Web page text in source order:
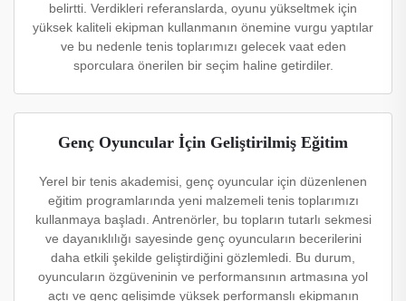
belirtti. Verdikleri referanslarda, oyunu yükseltmek için
yüksek kaliteli ekipman kullanmanın önemine vurgu yaptılar
ve bu nedenle tenis toplarımızı gelecek vaat eden
sporculara önerilen bir seçim haline getirdiler.
Genç Oyuncular İçin Geliştirilmiş Eğitim
Yerel bir tenis akademisi, genç oyuncular için düzenlenen
eğitim programlarında yeni malzemeli tenis toplarımızı
kullanmaya başladı. Antrenörler, bu topların tutarlı sekmesi
ve dayanıklılığı sayesinde genç oyuncuların becerilerini
daha etkili şekilde geliştirdiğini gözlemledi. Bu durum,
oyuncuların özgüveninin ve performansının artmasına yol
açtı ve genç gelişimde yüksek performanslı ekipmanın